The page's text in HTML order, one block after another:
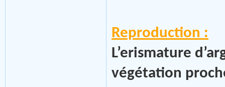
Reproduction :
L’erismature
végétation